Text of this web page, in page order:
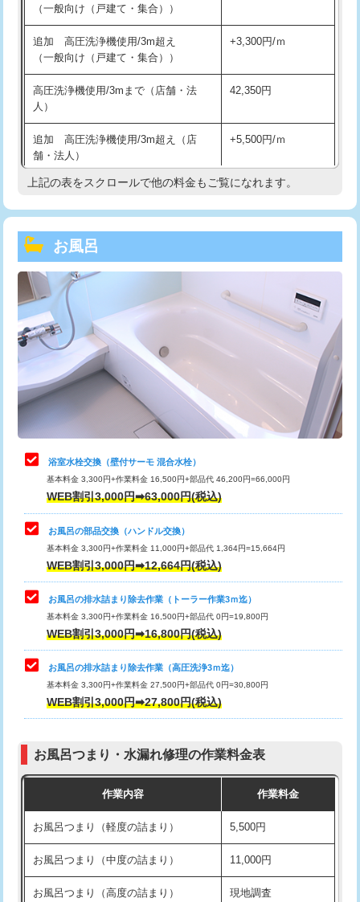
（一般向け（戸建て・集合））
追加 高圧洗浄機使用/3m超え
（一般向け（戸建て・集合））
+3,300円/ｍ
高圧洗浄機使用/3mまで（店舗・法
人）
42,350円
追加 高圧洗浄機使用/3m超え（店
舗・法人）
+5,500円/ｍ
高度高圧洗浄換 現地調査
トーラー機使用/3mまで
追加トーラー機使用/3m超え
カメラ調査 33,000円
桝清掃 8,800円
止水・漏水調査・防水処理・清掃・修
理・調整・分解・加工など（軽作業）
止水・漏水調査・防水処理・清掃・修
理・調整・分解・加工など（中作業）
22,000円
止水・漏水調査・防水処理・清掃・修
理・調整・分解・加工など（重作業）
33,000円
トイレタンク脱着
トイレ便器脱着
タンクレストイレ脱着 33,000円
小便器トイレ脱着
その他部品の脱着 8,800円～
交換・取付（タンク）
交換・取付（普通便座） 11,000円+材料費
交換・取付（温水洗浄便座） 16,500円+材料費
交換・取付(単水栓（壁付・デッキ
式）)
13,200円+材料費
交換・取付(混合水栓（壁付・デッキ
式・ワンホール）)
16,500円+材料費
上記の表をスクロールで他の料金もご覧になれます。
お風呂
浴室水栓交換（壁付サーモ 混合水栓）
基本料金 3,300円+作業料金 16,500円+部品代 46,200円=66,000円
WEB割引3,000円➡63,000円(税込)
お風呂の部品交換（ハンドル交換）
基本料金 3,300円+作業料金 11,000円+部品代 1,364円=15,664円
WEB割引3,000円➡12,664円(税込)
お風呂の排水詰まり除去作業（トーラー作業3ｍ迄）
基本料金 3,300円+作業料金 16,500円+部品代 0円=19,800円
WEB割引3,000円➡16,800円(税込)
お風呂の排水詰まり除去作業（高圧洗浄3ｍ迄）
基本料金 3,300円+作業料金 27,500円+部品代 0円=30,800円
WEB割引3,000円➡27,800円(税込)
お風呂つまり・水漏れ修理の作業料金表
作業内容 作業料金
お風呂つまり（軽度の詰まり） 5,500円
お風呂つまり（中度の詰まり） 11,000円
お風呂つまり（高度の詰まり） 現地調査